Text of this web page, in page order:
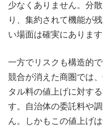
少なくありません。分
り、集約されて機能が
い場面は確実にあります
一方でリスクも構造的
競合が消えた商圏では
タル料の値上げに対す
す。自治体の委託料や
ん。しかもこの値上げ